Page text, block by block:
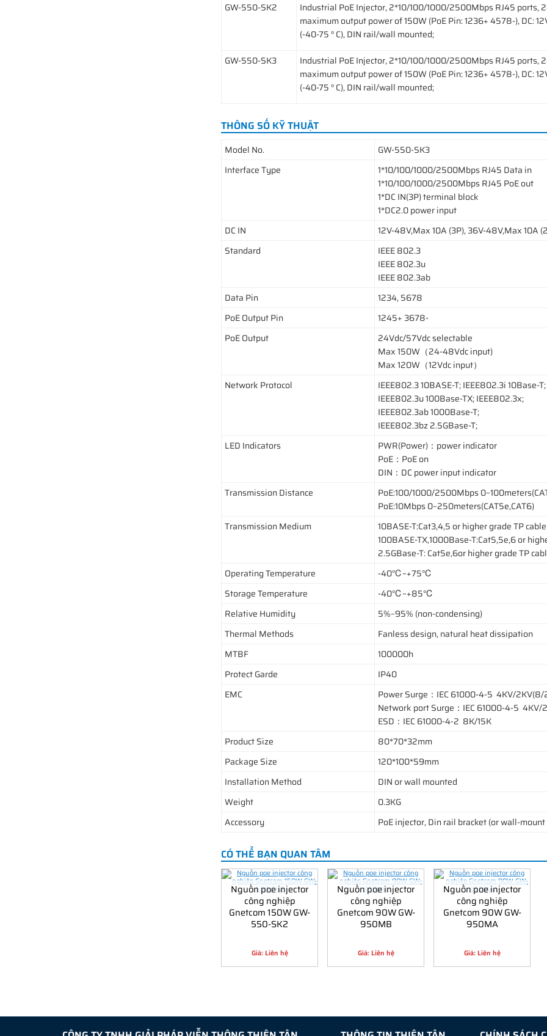
GW-550-SK2
Industrial PoE Injector, 2*10/100/1000/2500Mbps RJ45 ports,
maximum output power of 150W (PoE Pin: 1236+ 4578-), DC:
(-40-75 ° C), DIN rail/wall mounted;
GW-550-SK3
Industrial PoE Injector, 2*10/100/1000/2500Mbps RJ45 ports,
maximum output power of 150W (PoE Pin: 1236+ 4578-), DC:
(-40-75 ° C), DIN rail/wall mounted;
THÔNG SỐ KỸ THUẬT
Model No.
GW-550-SK3
Interface Type
1*10/100/1000/2500Mbps RJ45 Data in
1*10/100/1000/2500Mbps RJ45 PoE out
1*DC IN(3P) terminal block
1*DC2.0 power input
DC IN
12V-48V,Max 10A (3P), 36V-48V,Max 10A
Standard
IEEE 802.3
IEEE 802.3u
IEEE 802.3ab
Data Pin
1234, 5678
PoE Output Pin
1245+ 3678-
PoE Output
24Vdc/57Vdc selectable
Max 150W（24-48Vdc input)
Max 120W（12Vdc input）
Network Protocol
IEEE802.3 10BASE-T; IEEE802.3i 10Base-T;
IEEE802.3u 100Base-TX; IEEE802.3x;
IEEE802.3ab 1000Base-T;
IEEE802.3bz 2.5GBase-T;
LED Indicators
PWR(Power)：power indicator
PoE：PoE on
DIN：DC power input indicator
Transmission Distance
PoE:100/1000/2500Mbps
PoE:10Mbps 0~250meters(CAT5e,CAT6)
Transmission Medium
10BASE-T:Cat3,4,5 or higher grade TP cable
100BASE-TX,1000Base-T:Cat5,5e,6 or
2.5GBase-T: Cat5e,6or higher grade TP
Operating Temperature
-40℃~+75℃
Storage Temperature
-40℃~+85℃
Relative Humidity
5%~95% (non-condensing)
Thermal Methods
Fanless design, natural heat dissipation
MTBF
100000h
Protect Garde
IP40
EMC
Power Surge：IEC 61000-4-5 4KV/
Network port Surge：IEC 61000-4-5 4KV/
ESD：IEC 61000-4-2 8K/15K
Product Size
80*70*32mm
Package Size
120*100*59mm
Installation Method
DIN or wall mounted
Weight
0.3KG
Accessory
PoE injector, Din rail bracket (or wall-
CÓ THỂ BẠN QUAN TÂM
Nguồn poe injector
công nghiệp
Gnetcom 150W GW-
550-SK2
Giá: Liên hệ
Nguồn poe injector
công nghiệp
Gnetcom 90W GW-
950MB
Giá: Liên hệ
Nguồn poe injector
công nghiệp
Gnetcom 90W GW-
950MA
Giá: Liên hệ